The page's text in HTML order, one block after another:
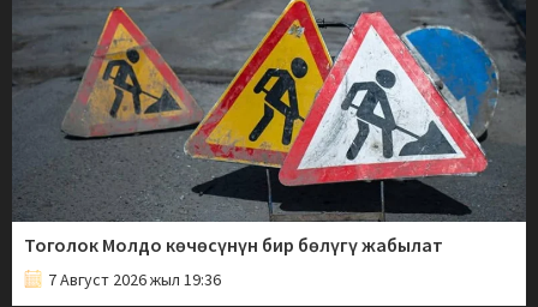
Тоголок Молдо көчөсүнүн бир бөлүгү жабылат
7 Август 2026 жыл 19:36